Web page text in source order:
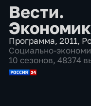
Вести.
Программа, 2011,
Социально-
10 сезонов, 48374